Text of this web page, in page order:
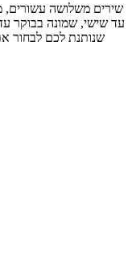
שירים משלושה עשורים,
שנותנת לכם לבחור